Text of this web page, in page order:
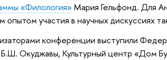
«Филология»Мария Гельфонд. Для
опытом участия в научных дискуссиях
конференции выступили
Окуджавы, Культурный центр «Дом